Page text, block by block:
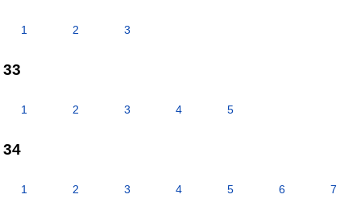
1 2 3
33
1 2 3 4 5
34
1 2 3 4 5 6 7